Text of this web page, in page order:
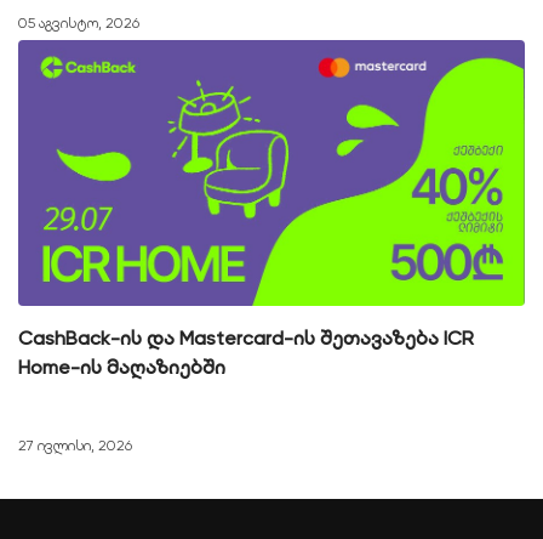
05 აგვისტო, 2026
CashBack-ის და Mastercard-ის შეთავაზება ICR
Home-ის მაღაზიებში
27 ივლისი, 2026